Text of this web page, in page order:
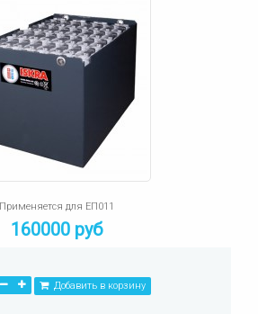
Применяется для ЕП011
160000 руб
Добавить в корзину